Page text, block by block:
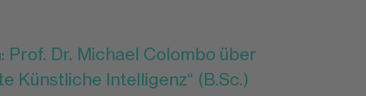
Prof. Dr. Michael Colombo über
Künstliche Intelligenz“ (B.Sc.)